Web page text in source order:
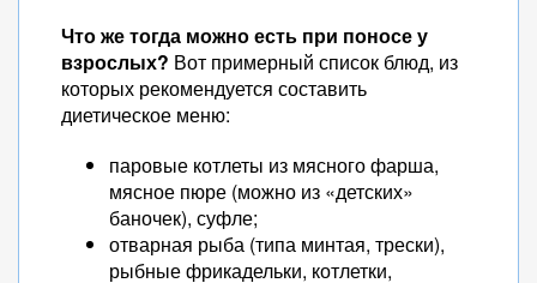
Что же тогда можно есть при поносе у
взрослых? Вот примерный список блюд, из
которых рекомендуется составить
диетическое меню:
паровые котлеты из мясного фарша,
мясное пюре (можно из «детских»
баночек), суфле;
отварная рыба (типа минтая, трески),
рыбные фрикадельки, котлетки,